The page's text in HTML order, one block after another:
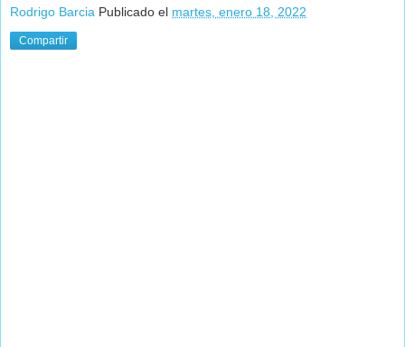
Rodrigo Barcia Publicado el martes, enero 18, 2022
Compartir